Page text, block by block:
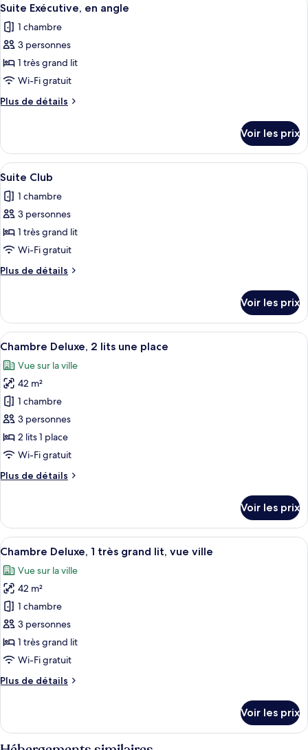
2
lits
une
place,
vue
ville
de
Chambre
Exécutive,
lits
une
vue
toutes
les
photos
pour
ce
type
de
Suite
Exécutive,
en
angle
6
Suite Exécutive, en angle
1 chambre
3 personnes
1 très grand lit
Wi-Fi gratuit
Plus de détails
Plus
le
type
de
Suite
Exécutive,
angle
Voir les prix
Afficher
toutes
les
photos
pour
ce
type
de
Suite
Club
Une chambre d’hôtel avec un grand
5
Suite Club
1 chambre
3 personnes
1 très grand lit
Wi-Fi gratuit
Plus de détails
Plus
le
type
de
Suite
Club
Voir les prix
Afficher
toutes
les
photos
pour
ce
type
de
chambre :
Chambre
lits
une
place
Une chambre d’hôtel avec un
5
Chambre Deluxe, 2 lits une place
Vue sur la ville
42 m²
1 chambre
3 personnes
2 lits 1 place
Wi-Fi gratuit
Plus de détails
Plus
le
type
de
Chambre
Deluxe,
lits
une
place
Voir les prix
Afficher
toutes
les
photos
pour
ce
type
de
chambre :
Chambre
très
Une chambre moderne avec un
4
Chambre Deluxe, 1 très grand lit, vue ville
Vue sur la ville
42 m²
1 chambre
3 personnes
1 très grand lit
Wi-Fi gratuit
Plus de détails
Plus
le
type
Voir les prix